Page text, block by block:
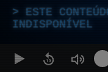
ESTE
INDISPONÍVEL